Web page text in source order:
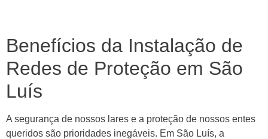
Benefícios da Instalação de
Redes de Proteção em São
Luís
A segurança de nossos lares e a proteção de nossos entes
queridos são prioridades inegáveis. Em São Luís, a